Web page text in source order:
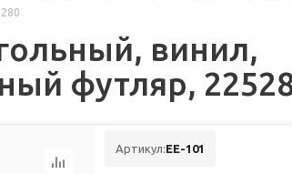
винил,
футляр,
Артикул:EE-101